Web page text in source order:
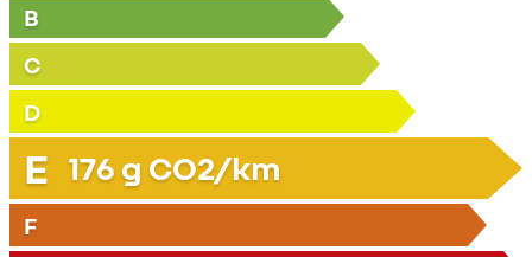
B
C
D
E 176 g CO2/km
F